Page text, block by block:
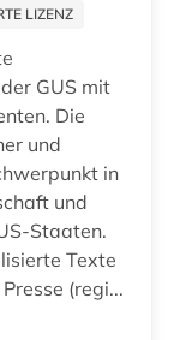
LIZENZ
GUS mit
Die
und
in
und
Staaten.
Texte
(regi...